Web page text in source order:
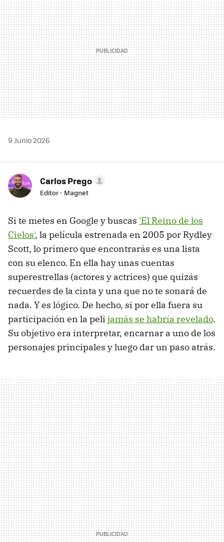
9 Junio 2026
Carlos Prego
Editor - Magnet
Si te metes en Google y buscas 'El Reino de los
Cielos', la película estrenada en 2005 por Rydley
Scott, lo primero que encontrarás es una lista
con su elenco. En ella hay unas cuentas
superestrellas (actores y actrices) que quizás
recuerdes de la cinta y una que no te sonará de
nada. Y es lógico. De hecho, si por ella fuera su
participación en la peli jamás se habría revelado.
Su objetivo era interpretar, encarnar a uno de los
personajes principales y luego dar un paso atrás.